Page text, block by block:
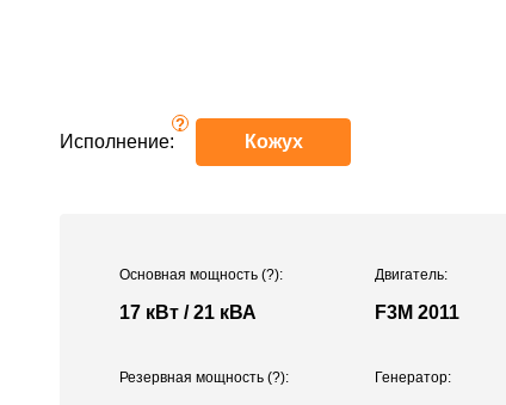
Исполнение:
?
Кожух
Основная мощность (?):
17 кВт / 21 кВА
Двигатель:
F3M 2011
Резервная мощность (?): Генератор: